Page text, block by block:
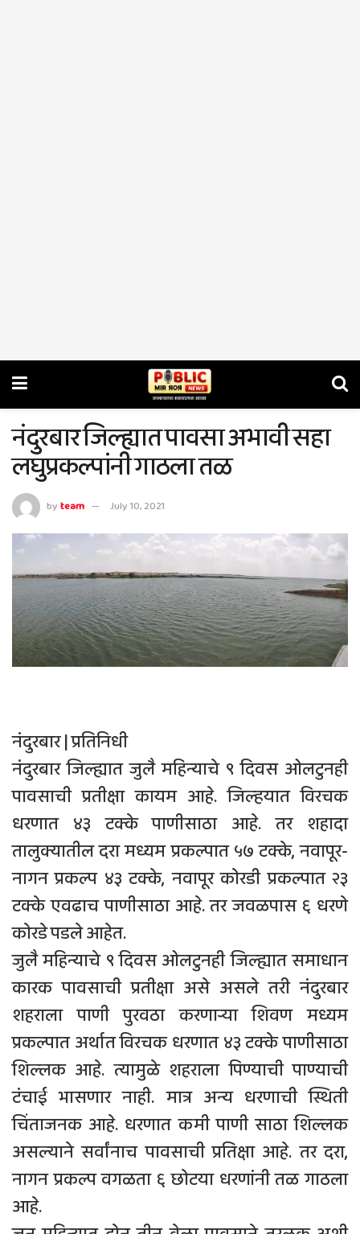
नंदुरबार जिल्ह्यात पावसा अभावी सहा
लघुप्रकल्पांनी गाठला तळ
byteam July 10, 2021
नंदुरबार | प्रतिनिधी
नंदुरबार जिल्ह्यात जुलै महिन्याचे ९ दिवस ओलटुनही
पावसाची प्रतीक्षा कायम आहे. जिल्हयात विरचक
धरणात ४३ टक्के पाणीसाठा आहे. तर शहादा
तालुक्यातील दरा मध्यम प्रकल्पात ५७ टक्के, नवापूर-
नागन प्रकल्प ४३ टक्के, नवापूर कोरडी प्रकल्पात २३
टक्के एवढाच पाणीसाठा आहे. तर जवळपास ६ धरणे
कोरडे पडले आहेत.
जुलै महिन्याचे ९ दिवस ओलटुनही जिल्ह्यात समाधान
कारक पावसाची प्रतीक्षा असे असले तरी नंदुरबार
शहराला पाणी पुरवठा करणार्‍या शिवण मध्यम
प्रकल्पात अर्थात विरचक धरणात ४३ टक्के पाणीसाठा
शिल्लक आहे. त्यामुळे शहराला पिण्याची पाण्याची
टंचाई भासणार नाही. मात्र अन्य धरणाची स्थिती
चिंताजनक आहे. धरणात कमी पाणी साठा शिल्लक
असल्याने सर्वांनाच पावसाची प्रतिक्षा आहे. तर दरा,
नागन प्रकल्प वगळता ६ छोटया धरणांनी तळ गाठला
आहे.